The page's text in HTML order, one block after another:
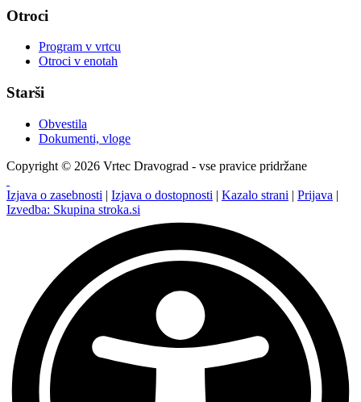
Otroci
Program v vrtcu
Otroci v enotah
Starši
Obvestila
Dokumenti, vloge
Copyright © 2026 Vrtec Dravograd - vse pravice pridržane
Izjava o zasebnosti | Izjava o dostopnosti | Kazalo strani | Prijava |
Izvedba: Skupina stroka.si